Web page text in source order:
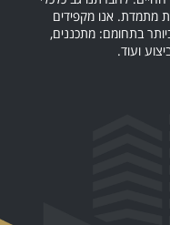
מתמדת. אנו מקפידים
בתחומם: מתכננים,
ועוד.